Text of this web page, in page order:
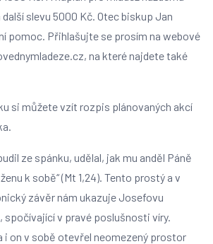
slevu 5000 Kč. Otec biskup Jan
pomoc. Přihlašujte se prosím na webové
na které najdete také
si můžete vzít rozpis plánovaných akcí
ze spánku, udělal, jak mu anděl Páně
k sobě“ (Mt 1,24). Tento prostý a v
závěr nám ukazuje Josefovu
v pravé poslušnosti víry.
i on v sobě otevřel neomezený prostor